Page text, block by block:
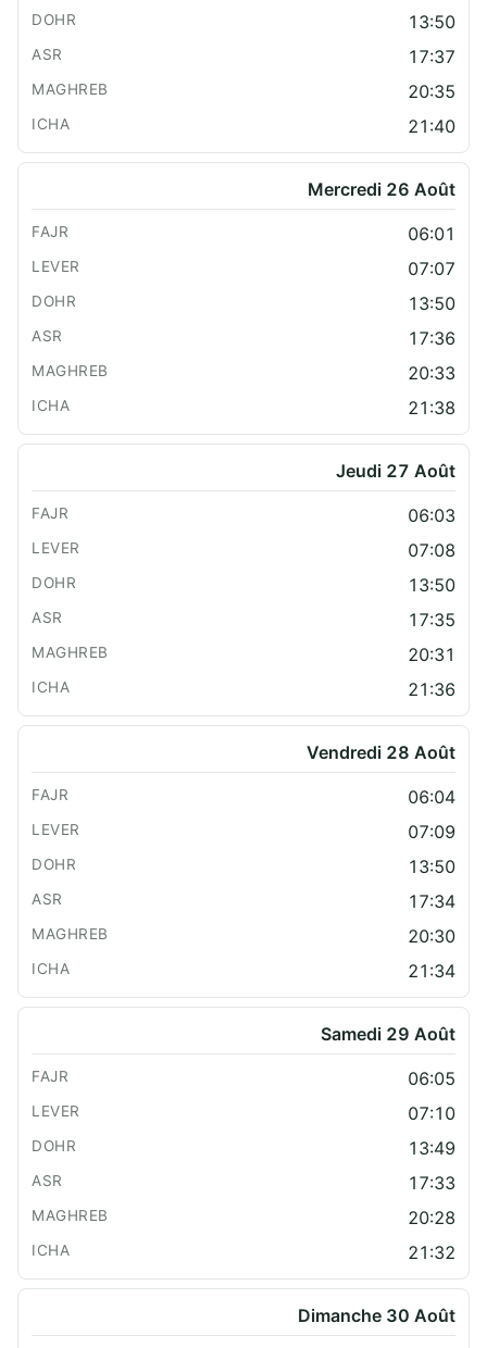
13:50
17:37
20:35
21:40
Mercredi 26 Août
06:01
07:07
13:50
17:36
20:33
21:38
Jeudi 27 Août
06:03
07:08
13:50
17:35
20:31
21:36
Vendredi 28 Août
06:04
07:09
13:50
17:34
20:30
21:34
Samedi 29 Août
06:05
07:10
13:49
17:33
20:28
21:32
Dimanche 30 Août